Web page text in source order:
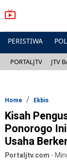
PERISTIWA
PORTALJTV JTV
Home Ekbis
Kisah
Ponorogo
Usaha
Portaljtv.com -